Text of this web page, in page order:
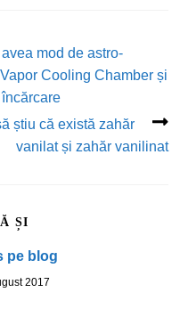
mod de astro-
Cooling Chamber și
știu că există zahăr
vanilat și zahăr vanilinat
ȘI
pe blog
2017